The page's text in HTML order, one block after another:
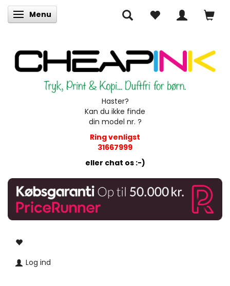
Skifte navigation
Menu
Haster?
Kan du ikke finde
din model nr. ?
Ring venligst
31667999
eller chat os :-)
Log ind